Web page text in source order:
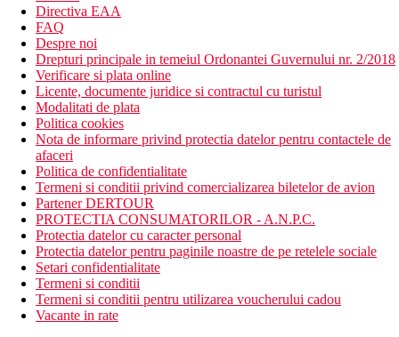
Directiva EAA
FAQ
Despre noi
Drepturi principale in temeiul Ordonantei Guvernului nr. 2/2018
Verificare si plata online
Licente, documente juridice si contractul cu turistul
Modalitati de plata
Politica cookies
Nota de informare privind protectia datelor pentru contactele de
afaceri
Politica de confidentialitate
Termeni si conditii privind comercializarea biletelor de avion
Partener DERTOUR
PROTECTIA CONSUMATORILOR - A.N.P.C.
Protectia datelor cu caracter personal
Protectia datelor pentru paginile noastre de pe retelele sociale
Setari confidentialitate
Termeni si conditii
Termeni si conditii pentru utilizarea voucherului cadou
Vacante in rate